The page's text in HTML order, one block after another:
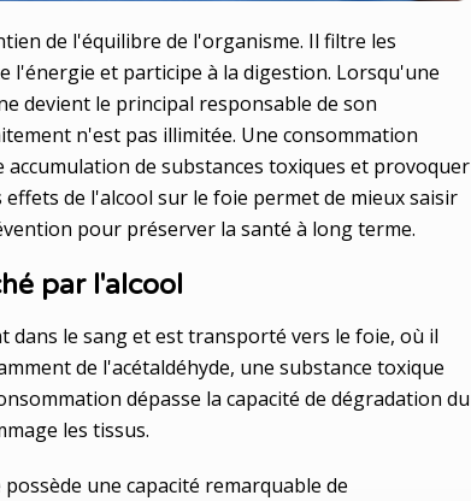
de l'équilibre de l'organisme. Il filtre les
et participe à la digestion. Lorsqu'une
devient le principal responsable de son
n'est pas illimitée. Une consommation
de substances toxiques et provoquer
de l'alcool sur le foie permet de mieux saisir
pour préserver la santé à long terme.
par l'alcool
dans le sang et est transporté vers le foie, où il
de l'acétaldéhyde, une substance toxique
dépasse la capacité de dégradation du
les tissus.
une capacité remarquable de